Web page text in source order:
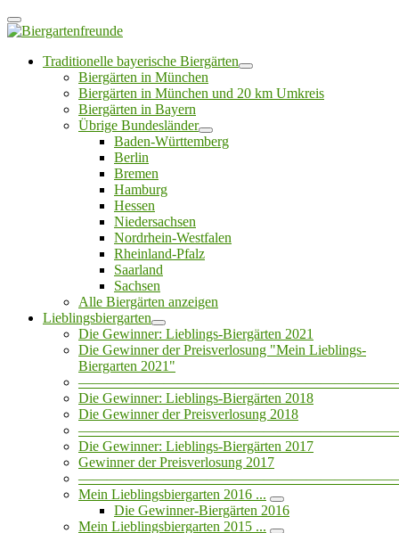
Traditionelle bayerische Biergärten
Biergärten in München
Biergärten in München und 20 km Umkreis
Biergärten in Bayern
Übrige Bundesländer
Baden-Württemberg
Berlin
Bremen
Hamburg
Hessen
Niedersachsen
Nordrhein-Westfalen
Rheinland-Pfalz
Saarland
Sachsen
Alle Biergärten anzeigen
Lieblingsbiergarten
Die Gewinner: Lieblings-Biergärten 2021
Die Gewinner der Preisverlosung "Mein Lieblings-
Biergarten 2021"
Die Gewinner: Lieblings-Biergärten 2018
Die Gewinner der Preisverlosung 2018
Die Gewinner: Lieblings-Biergärten 2017
Gewinner der Preisverlosung 2017
Mein Lieblingsbiergarten 2016 ...
Die Gewinner-Biergärten 2016
Mein Lieblingsbiergarten 2015 ...